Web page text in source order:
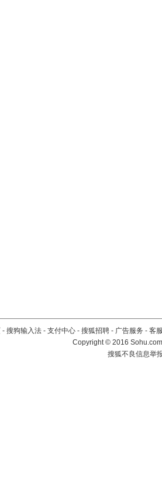
- 搜狗输入法 - 支付中心 - 搜狐招聘 - 广告服务 - 客
Copyright©2016
搜狐不良信息举